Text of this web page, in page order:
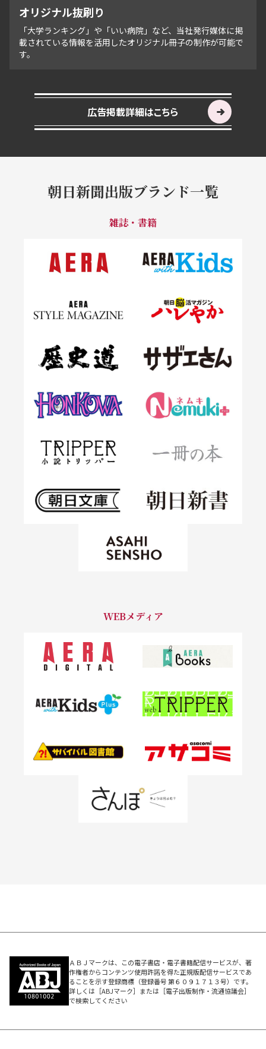
オリジナル抜刷り
「大学ランキング」や「いい病院」など、当社発行媒体に掲
載されている情報を活用したオリジナル冊子の制作が可能で
す。
広告掲載詳細はこちら
朝日新聞出版ブランド一覧
雑誌・書籍
WEBメディア
ＡＢＪマークは、この電子書店・電子書籍配信サービスが、著
作権者からコンテンツ使用許諾を得た正規版配信サービスであ
ることを示す登録商標（登録番号 第６０９１７１３号）です。
詳しくは［ABJマーク］または［電子出版制作・流通協議会］
で検索してください